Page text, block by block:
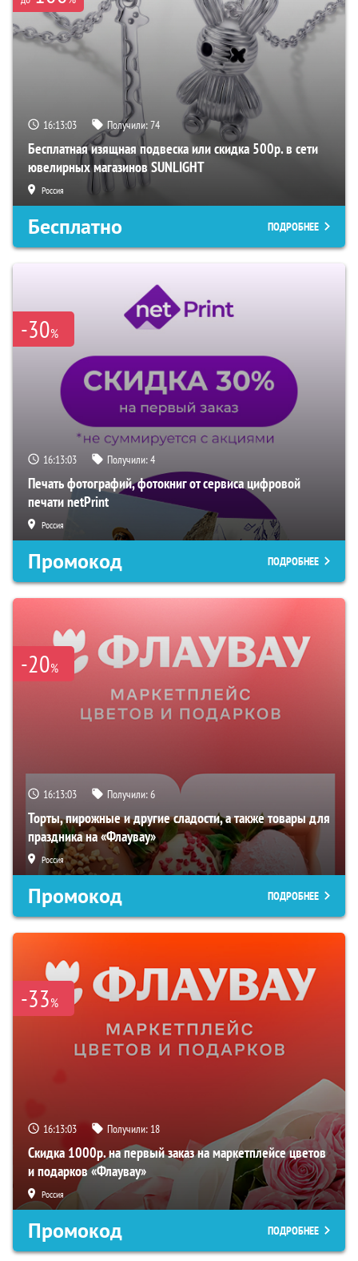
16:13:02 Получили:74
Бесплатная изящная подвеска или скидка 500р. в сети
ювелирных магазинов SUNLIGHT
Россия
Бесплатно ПОДРОБНЕЕ
-30%
16:13:02 Получили:4
Печать фотографий, фотокниг от сервиса цифровой
печати netPrint
Россия
Промокод ПОДРОБНЕЕ
-20%
16:13:02 Получили:6
Торты, пирожные и другие сладости, а также товары для
праздника на «Флаувау»
Россия
Промокод ПОДРОБНЕЕ
-33%
16:13:02 Получили: 18
Скидка 1000р. на первый заказ на маркетплейсе цветов
и подарков «Флаувау»
Россия
Промокод ПОДРОБНЕЕ